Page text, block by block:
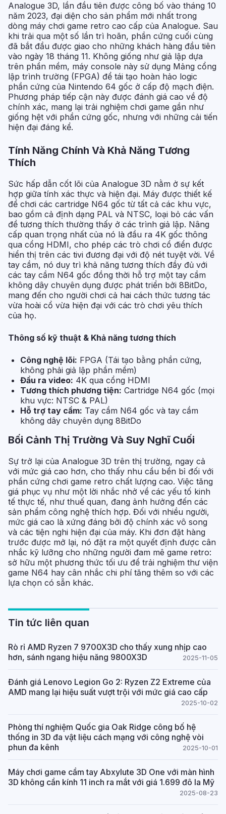
Analogue 3D, lần đầu tiên được công bố vào tháng 10
năm 2023, đại diện cho sản phẩm mới nhất trong
dòng máy chơi game retro cao cấp của Analogue. Sau
khi trải qua một số lần trì hoãn, phần cứng cuối cùng
đã bắt đầu được giao cho những khách hàng đầu tiên
vào ngày 18 tháng 11. Không giống như giả lập dựa
trên phần mềm, máy console này sử dụng Mảng cổng
lập trình trường (FPGA) để tái tạo hoàn hảo logic
phần cứng của Nintendo 64 gốc ở cấp độ mạch điện.
Phương pháp tiếp cận này được đánh giá cao về độ
chính xác, mang lại trải nghiệm chơi game gần như
giống hệt với phần cứng gốc, nhưng với những cải tiến
hiện đại đáng kể.
Tính Năng Chính Và Khả Năng Tương
Thích
Sức hấp dẫn cốt lõi của Analogue 3D nằm ở sự kết
hợp giữa tính xác thực và hiện đại. Máy được thiết kế
để chơi các cartridge N64 gốc từ tất cả các khu vực,
bao gồm cả định dạng PAL và NTSC, loại bỏ các vấn
đề tương thích thường thấy ở các trình giả lập. Nâng
cấp quan trọng nhất của nó là đầu ra 4K gốc thông
qua cổng HDMI, cho phép các trò chơi cổ điển được
hiển thị trên các tivi đương đại với độ nét tuyệt vời. Về
tay cầm, nó duy trì khả năng tương thích đầy đủ với
các tay cầm N64 gốc đồng thời hỗ trợ một tay cầm
không dây chuyên dụng được phát triển bởi 8BitDo,
mang đến cho người chơi cả hai cách thức tương tác
vừa hoài cổ vừa hiện đại với các trò chơi yêu thích
của họ.
Thông số kỹ thuật & Khả năng tương thích
Công nghệ lõi: FPGA (Tái tạo bằng phần cứng,
không phải giả lập phần mềm)
Đầu ra video: 4K qua cổng HDMI
Tương thích phương tiện: Cartridge N64 gốc (mọi
khu vực: NTSC & PAL)
Hỗ trợ tay cầm: Tay cầm N64 gốc và tay cầm
không dây chuyên dụng 8BitDo
Bối Cảnh Thị Trường Và Suy Nghĩ Cuối
Sự trở lại của Analogue 3D trên thị trường, ngay cả
với mức giá cao hơn, cho thấy nhu cầu bền bỉ đối với
phần cứng chơi game retro chất lượng cao. Việc tăng
giá phục vụ như một lời nhắc nhở về các yếu tố kinh
tế thực tế, như thuế quan, đang ảnh hưởng đến các
sản phẩm công nghệ thích hợp. Đối với nhiều người,
mức giá cao là xứng đáng bởi độ chính xác vô song
và các tiện nghi hiện đại của máy. Khi đơn đặt hàng
trước được mở lại, nó đặt ra một quyết định được cân
nhắc kỹ lưỡng cho những người đam mê game retro:
sở hữu một phương thức tối ưu để trải nghiệm thư viện
game N64 hay cân nhắc chi phí tăng thêm so với các
lựa chọn có sẵn khác.
Tin tức liên quan
Rò rỉ AMD Ryzen 7 9700X3D cho thấy xung nhịp cao
hơn, sánh ngang hiệu năng 9800X3D
2025-11-05
Đánh giá Lenovo Legion Go 2: Ryzen Z2 Extreme của
AMD mang lại hiệu suất vượt trội với mức giá cao cấp
2025-10-02
Phòng thí nghiệm Quốc gia Oak Ridge công bố hệ
thống in 3D đa vật liệu cách mạng với công nghệ vòi
phun đa kênh
2025-10-01
Máy chơi game cầm tay Abxylute 3D One với màn hình
3D không cần kính 11 inch ra mắt với giá 1.699 đô la Mỹ
2025-08-23